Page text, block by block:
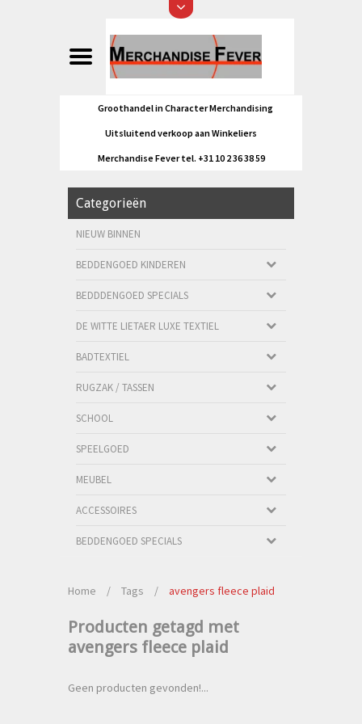
Groothandel in Character Merchandising
Uitsluitend verkoop aan Winkeliers
Merchandise Fever tel. +31 10 2 36 38 59
Categorieën
NIEUW BINNEN
BEDDENGOED KINDEREN
BEDDDENGOED SPECIALS
DE WITTE LIETAER LUXE TEXTIEL
BADTEXTIEL
RUGZAK / TASSEN
SCHOOL
SPEELGOED
MEUBEL
ACCESSOIRES
BEDDENGOED SPECIALS
Home / Tags / avengers fleece plaid
Producten getagd met
avengers fleece plaid
Geen producten gevonden!...